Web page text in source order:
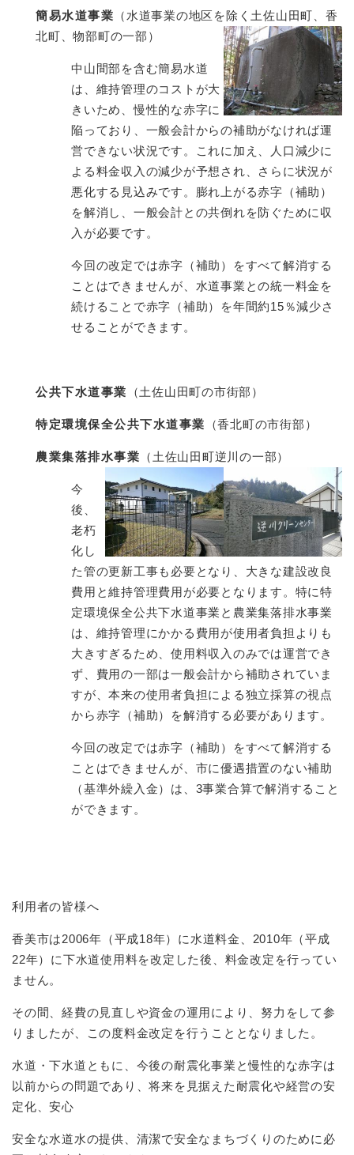
簡易水道事業 （水道事業の地区を除く土佐山田町、香
北町、物部町の一部）
中山間部を含む簡易水道
は、維持管理のコストが大
きいため、慢性的な赤字に
陥っており、一般会計からの補助がなければ運
営できない状況です。これに加え、人口減少に
よる料金収入の減少が予想され、さらに状況が
悪化する見込みです。膨れ上がる赤字（補助）
を解消し、一般会計との共倒れを防ぐために収
入が必要です。
今回の改定では赤字（補助）をすべて解消する
ことはできませんが、水道事業との統一料金を
続けることで赤字（補助）を年間約15％減少さ
せることができます。
公共下水道事業 （土佐山田町の市街部）
特定環境保全公共下水道事業 （香北町の市街部）
農業集落排水事業 （土佐山田町逆川の一部）
今
後、
老朽
化し
た管の更新工事も必要となり、大きな建設改良
費用と維持管理費用が必要となります。特に特
定環境保全公共下水道事業と農業集落排水事業
は、維持管理にかかる費用が使用者負担よりも
大きすぎるため、使用料収入のみでは運営でき
ず、費用の一部は一般会計から補助されていま
すが、本来の使用者負担による独立採算の視点
から赤字（補助）を解消する必要があります。
今回の改定では赤字（補助）をすべて解消する
ことはできませんが、市に優遇措置のない補助
（基準外繰入金）は、3事業合算で解消すること
ができます。
利用者の皆様へ
香美市は2006年（平成18年）に水道料金、2010年（平成
22年）に下水道使用料を改定した後、料金改定を行ってい
ません。
その間、経費の見直しや資金の運用により、努力をして参
りましたが、この度料金改定を行うこととなりました。
水道・下水道ともに、今後の耐震化事業と慢性的な赤字は
以前からの問題であり、将来を見据えた耐震化や経営の安
定化、安心
安全な水道水の提供、清潔で安全なまちづくりのために必